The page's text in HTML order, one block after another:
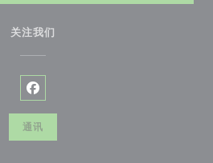
关注我们
Facebook ((在新窗口中打开))
通讯